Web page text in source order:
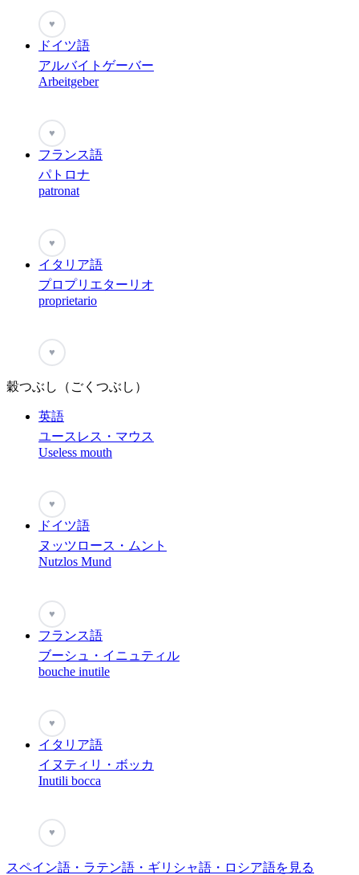
♥
ドイツ語
アルバイトゲーバー
Arbeitgeber
♥
フランス語
パトロナ
patronat
♥
イタリア語
プロプリエターリオ
proprietario
♥
穀つぶし（ごくつぶし）
英語
ユースレス・マウス
Useless mouth
♥
ドイツ語
ヌッツロース・ムント
Nutzlos Mund
♥
フランス語
ブーシュ・イニュティル
bouche inutile
♥
イタリア語
イヌティリ・ボッカ
Inutili bocca
♥
スペイン語・ラテン語・ギリシャ語・ロシア語を見る